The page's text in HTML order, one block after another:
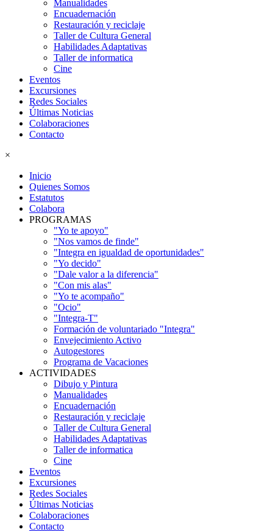
Manualidades
Encuadernación
Restauración y reciclaje
Taller de Cultura General
Habilidades Adaptativas
Taller de informatica
Cine
Eventos
Excursiones
Redes Sociales
Últimas Noticias
Colaboraciones
Contacto
×
Inicio
Quienes Somos
Estatutos
Colabora
PROGRAMAS
"Yo te apoyo"
"Nos vamos de finde"
"Integra en igualdad de oportunidades"
"Yo decido"
"Dale valor a la diferencia"
"Con mis alas"
"Yo te acompaño"
"Ocio"
"Integra-T"
Formación de voluntariado "Integra"
Envejecimiento Activo
Autogestores
Programa de Vacaciones
ACTIVIDADES
Dibujo y Pintura
Manualidades
Encuadernación
Restauración y reciclaje
Taller de Cultura General
Habilidades Adaptativas
Taller de informatica
Cine
Eventos
Excursiones
Redes Sociales
Últimas Noticias
Colaboraciones
Contacto